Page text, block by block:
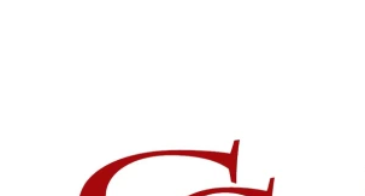
ČO POTREBUJETE NÁJSŤ?